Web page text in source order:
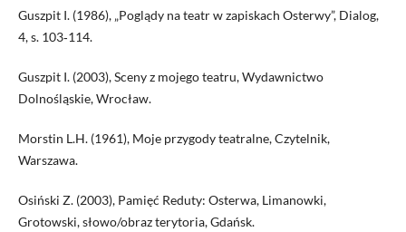
Guszpit I. (1986), „Poglądy na teatr w zapiskach Osterwy”, Dialog,
4, s. 103‑114.
Guszpit I. (2003), Sceny z mojego teatru, Wydawnictwo
Dolnośląskie, Wrocław.
Morstin L.H. (1961), Moje przygody teatralne, Czytelnik,
Warszawa.
Osiński Z. (2003), Pamięć Reduty: Osterwa, Limanowki,
Grotowski, słowo/obraz terytoria, Gdańsk.